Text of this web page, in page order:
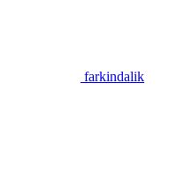
farkindalik